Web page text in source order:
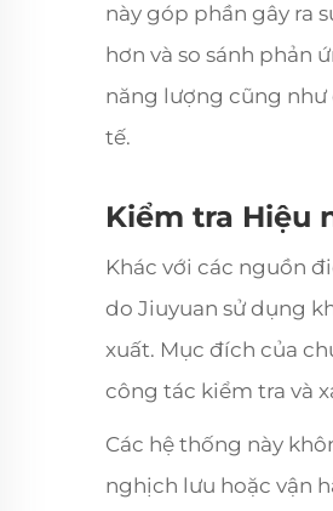
này góp phần gây ra
hơn và so sánh phản
năng lượng cũng
tế.
Kiểm tra Hiệu
Khác với các nguồn
do Jiuyuan sử dụng
xuất. Mục đích của
công tác kiểm tra và
Các hệ thống này
nghịch lưu hoặc vận